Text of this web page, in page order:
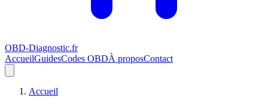
OBD-Diagnostic.fr
AccueilGuidesCodes OBDÀ proposContact
Accueil